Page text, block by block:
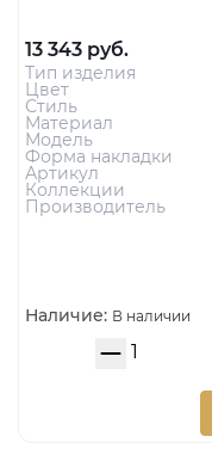
13 343 руб.
Тип изделия
Цвет
Стиль
Материал
Модель
Форма накладки
Артикул
Коллекции
Производитель
Наличие: В наличии